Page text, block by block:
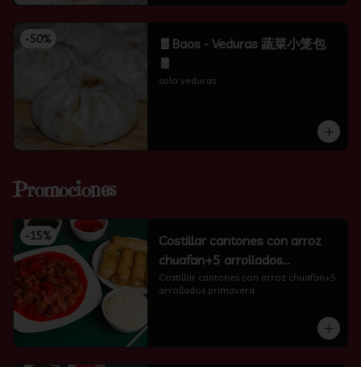
-50%
🧧Baos - Veduras 蔬菜小笼包
solo veduras
Promociones
-15%
Costillar cantones con arroz
chuafan+5 arrollados
primavera
Costillar cantones con arroz chuafan+5
arrollados primavera